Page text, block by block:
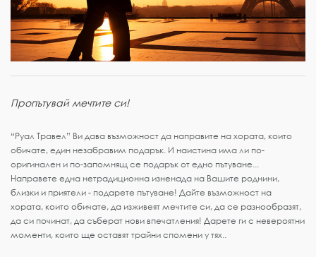
Пропътувай мечтите си!
“Руал Травел” Ви дава възможност да направите на хората, които
обичате, един незабравим подарък. И наистина има ли по-
оригинален и по-запомнящ се подарък от едно пътуване...
Направете една нетрадиционна изненада на Вашите роднини,
близки и приятели - подарете пътуване! Дайте възможност на
хората, които обичате, да изживеят мечтите си, да се разнообразят,
да си починат, да съберат нови впечатления! Дарете ги с невероятни
моменти, които ще оставят трайни спомени у тях..